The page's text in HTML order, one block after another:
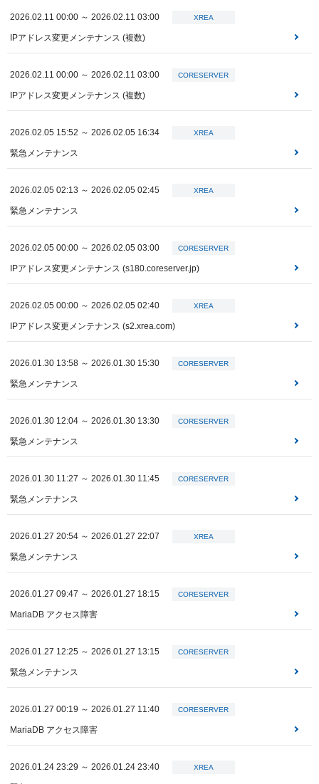
2026.02.11 00:00 ～ 2026.02.11 03:00 XREA
IPアドレス変更メンテナンス (複数)
2026.02.11 00:00 ～ 2026.02.11 03:00 CORESERVER
IPアドレス変更メンテナンス (複数)
2026.02.05 15:52 ～ 2026.02.05 16:34 XREA
緊急メンテナンス
2026.02.05 02:13 ～ 2026.02.05 02:45 XREA
緊急メンテナンス
2026.02.05 00:00 ～ 2026.02.05 03:00 CORESERVER
IPアドレス変更メンテナンス (s180.coreserver.jp)
2026.02.05 00:00 ～ 2026.02.05 02:40 XREA
IPアドレス変更メンテナンス (s2.xrea.com)
2026.01.30 13:58 ～ 2026.01.30 15:30 CORESERVER
緊急メンテナンス
2026.01.30 12:04 ～ 2026.01.30 13:30 CORESERVER
緊急メンテナンス
2026.01.30 11:27 ～ 2026.01.30 11:45 CORESERVER
緊急メンテナンス
2026.01.27 20:54 ～ 2026.01.27 22:07 XREA
緊急メンテナンス
2026.01.27 09:47 ～ 2026.01.27 18:15 CORESERVER
MariaDB アクセス障害
2026.01.27 12:25 ～ 2026.01.27 13:15 CORESERVER
緊急メンテナンス
2026.01.27 00:19 ～ 2026.01.27 11:40 CORESERVER
MariaDB アクセス障害
2026.01.24 23:29 ～ 2026.01.24 23:40 XREA